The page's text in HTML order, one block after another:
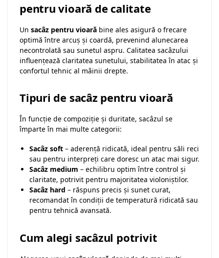
pentru vioară de calitate
Un sacâz pentru vioară bine ales asigură o frecare
optimă între arcuș și coardă, prevenind alunecarea
necontrolată sau sunetul aspru. Calitatea sacâzului
influențează claritatea sunetului, stabilitatea în atac și
confortul tehnic al mâinii drepte.
Tipuri de sacâz pentru vioară
În funcție de compoziție și duritate, sacâzul se
împarte în mai multe categorii:
Sacâz soft – aderență ridicată, ideal pentru săli reci
sau pentru interpreți care doresc un atac mai sigur.
Sacâz medium – echilibru optim între control și
claritate, potrivit pentru majoritatea violoniștilor.
Sacâz hard – răspuns precis și sunet curat,
recomandat în condiții de temperatură ridicată sau
pentru tehnică avansată.
Cum alegi sacâzul potrivit